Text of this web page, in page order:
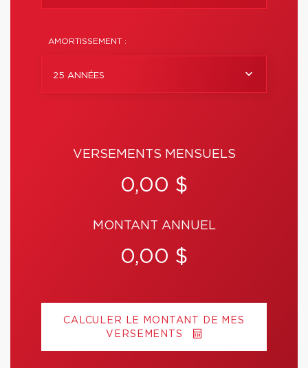
AMORTISSEMENT :
25 ANNÉES
VERSEMENTS MENSUELS
0,00 $
MONTANT ANNUEL
0,00 $
CALCULER LE MONTANT DE MES
VERSEMENTS